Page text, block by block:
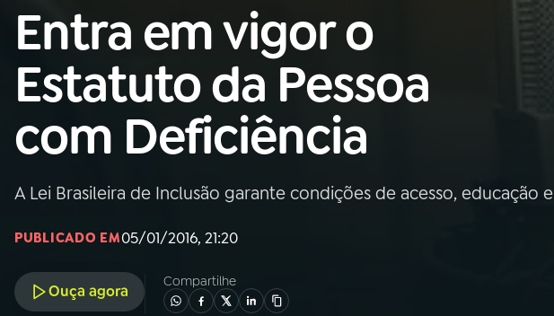
Buscar
na
Rádio
Nacional
01 INÍCIO
02 A RÁDIO
03PROGRAMAÇÃO
PROGRAMAS
Entra em vigor o
Estatuto da Pessoa
com Deficiência
A Lei Brasileira de Inclusão garante condições de acesso, educação e
PUBLICADO EM05/01/2016, 21:20
Ouça agora
Compartilhe